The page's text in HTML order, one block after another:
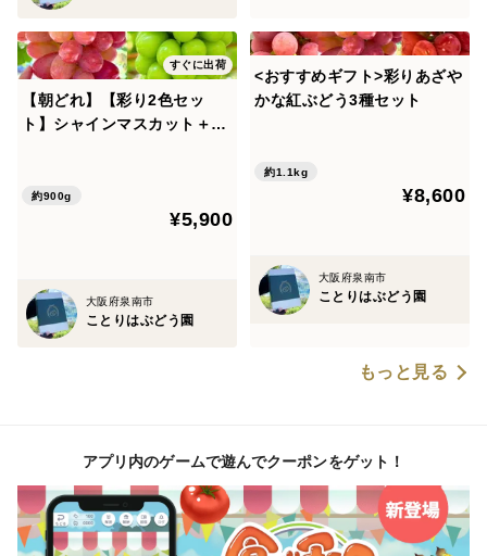
すぐに出荷
【朝どれ】【彩り2色セッ
ト】シャインマスカット＋サ
約900g
¥5,900
大阪府泉南市
ことりはぶどう園
<おすすめギフト>彩りあざや
かな紅ぶどう3種セット
約1.1kg
¥8,600
大阪府泉南市
ことりはぶどう園
もっと見る
アプリ内のゲームで遊んでクーポンをゲット！